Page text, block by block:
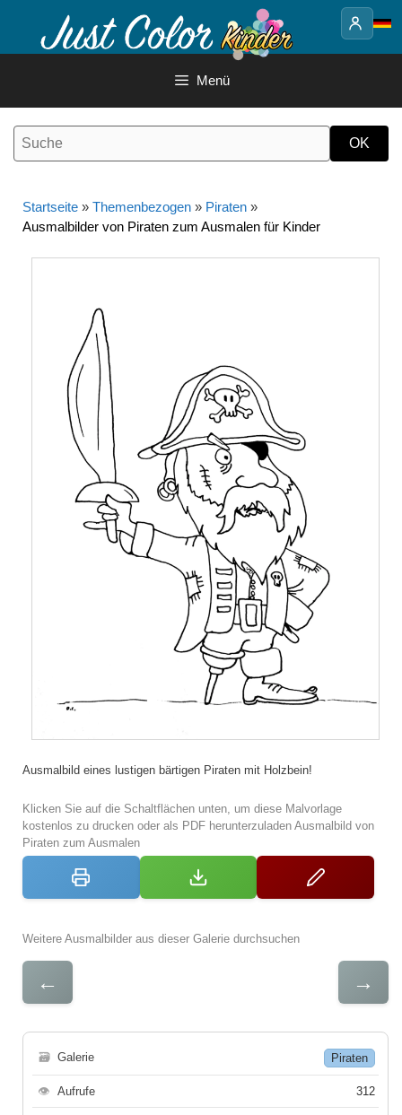
Inhalt
Menü
Startseite » Themenbezogen » Piraten »
Ausmalbilder von Piraten zum Ausmalen für Kinder
Ausmalbild eines lustigen bärtigen Piraten mit Holzbein!
Klicken Sie auf die Schaltflächen unten, um diese Malvorlage
kostenlos zu drucken oder als PDF herunterzuladen Ausmalbild von
Piraten zum Ausmalen
Weitere Ausmalbilder aus dieser Galerie durchsuchen
← →
🗃 Galerie Piraten
👁 Aufrufe 312